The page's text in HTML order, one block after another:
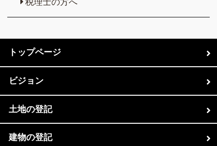
トップページ
ビジョン
土地の登記
建物の登記